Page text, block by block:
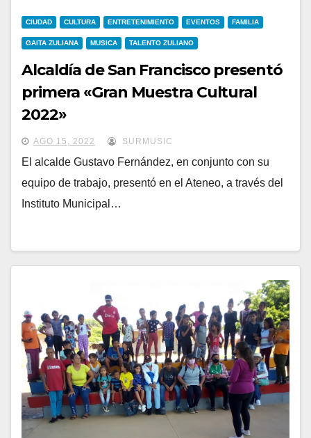
CIUDAD CULTURA ENTRETENIMIENTO EVENTOS FAMILIA
GAITA ZULIANA MUSICA TALENTO ZULIANO
Alcaldía de San Francisco presentó
primera «Gran Muestra Cultural
2022»
AGO 15, 2022 SURMUSIC
El alcalde Gustavo Fernández, en conjunto con su
equipo de trabajo, presentó en el Ateneo, a través del
Instituto Municipal…